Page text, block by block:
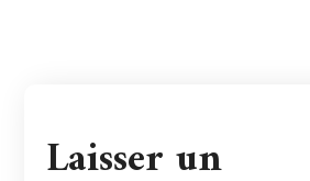
Laisser un